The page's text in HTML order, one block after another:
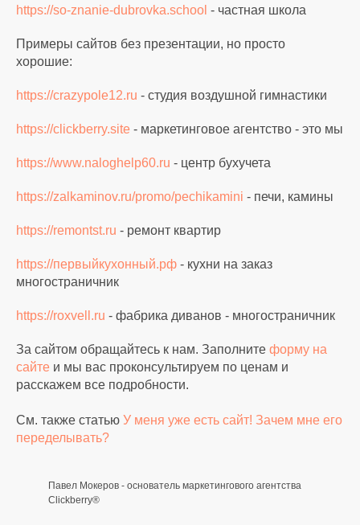
https://so-znanie-dubrovka.school - частная школа
Примеры сайтов без презентации, но просто
хорошие:
https://crazypole12.ru - студия воздушной гимнастики
https://clickberry.site - маркетинговое агентство - это мы
https://www.naloghelp60.ru - центр бухучета
https://zalkaminov.ru/promo/pechikamini - печи, камины
https://remontst.ru - ремонт квартир
https://первыйкухонный.рф - кухни на заказ
многостраничник
https://roxvell.ru - фабрика диванов - многостраничник
За сайтом обращайтесь к нам. Заполните форму на
сайте и мы вас проконсультируем по ценам и
расскажем все подробности.
См. также статью У меня уже есть сайт! Зачем мне его
переделывать?
Павел Мокеров - основатель маркетингового агентства
Clickberry®